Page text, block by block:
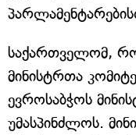
საქართველომ,
მინისტრთა
ევროსაბჭოს
უმასპინძლოს.